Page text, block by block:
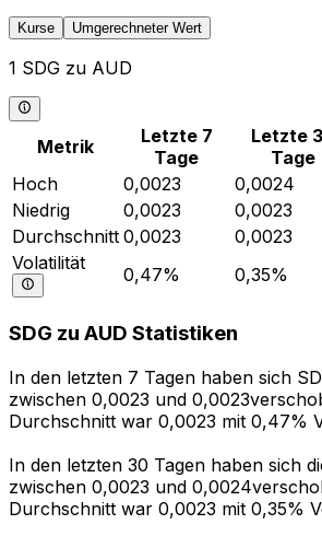
Kurse Umgerechneter Wert
1 SDG zu AUD
Metrik
Letzte 7
Tage
Letzte
Tage
Hoch
0,0023 0,0024
Niedrig
0,0023 0,0023
Durchschnitt 0,0023 0,0023
Volatilität
0,47% 0,35%
SDG zu AUD Statistiken
In den letzten 7 Tagen haben sich
zwischen 0,0023 und
Durchschnitt war 0,0023 mit 0,47%
In den letzten 30 Tagen haben sich
zwischen 0,0023 und
Durchschnitt war 0,0023 mit 0,35%